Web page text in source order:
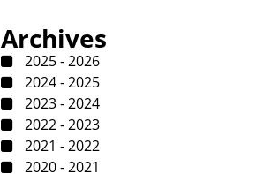
Archives
2025 - 2026
2024 - 2025
2023 - 2024
2022 - 2023
2021 - 2022
2020 - 2021